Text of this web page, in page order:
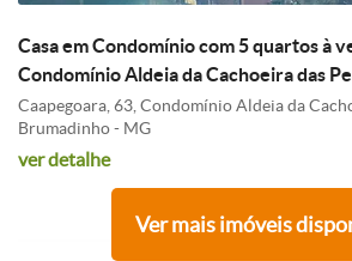
Casa em Condomínio com 5 quartos à
Condomínio Aldeia da Cachoeira das
Caapegoara, 63, Condomínio Aldeia da
Brumadinho - MG
ver detalhe
Ver mais imóveis